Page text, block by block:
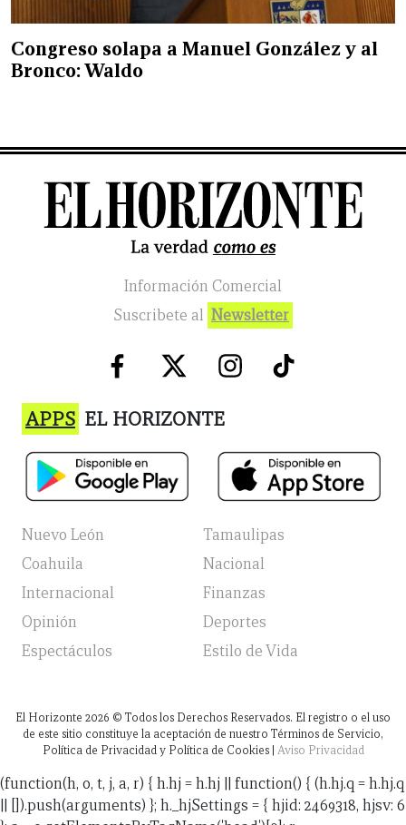
Congreso solapa a Manuel González y al
Bronco: Waldo
Información Comercial
Suscribete al Newsletter
APPS EL HORIZONTE
Nuevo León
Tamaulipas
Coahuila
Nacional
Internacional
Finanzas
Opinión
Deportes
Espectáculos
Estilo de Vida
El Horizonte 2026 © Todos los Derechos Reservados. El registro o el uso
de este sitio constituye la aceptación de nuestro Términos de Servicio,
Política de Privacidad y Política de Cookies | Aviso Privacidad
(function(h, o, t, j, a, r) { h.hj = h.hj || function() { (h.hj.q = h.hj.q
|| []).push(arguments) }; h._hjSettings = { hjid: 2469318, hjsv: 6